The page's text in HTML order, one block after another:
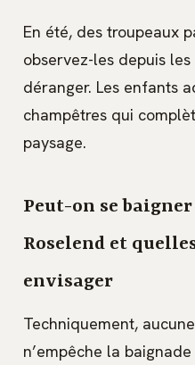
En été, des troupeaux
observez-les depuis
déranger. Les enfants
champêtres qui
paysage.
Peut-on se
Roselend et
envisager
Techniquement,
n’empêche la